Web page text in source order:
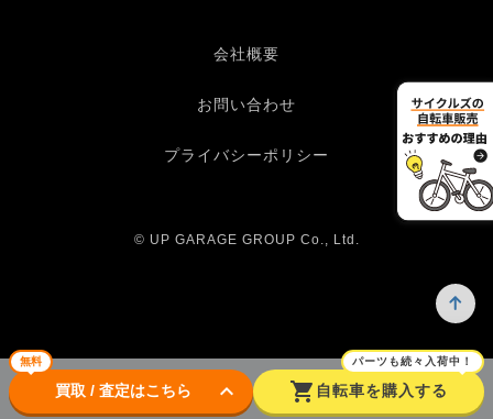
無料
買取 / 査定はこちら keyboard_arrow_down shopping_cart
パーツも続々入荷中！
自転車を購入する
会社概要
お問い合わせ
プライバシーポリシー
© UP GARAGE GROUP Co., Ltd.